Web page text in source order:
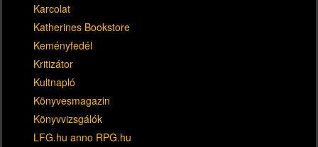
Karcolat
Katherines Bookstore
Keményfedél
Kritizátor
Kultnapló
Könyvesmagazin
Könyvvizsgálók
LFG.hu anno RPG.hu